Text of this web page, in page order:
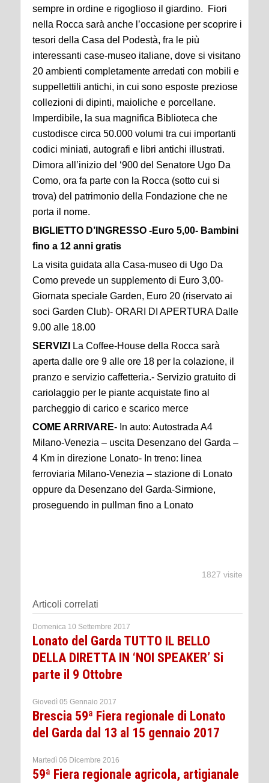
sempre in ordine e rigoglioso il giardino. Fiori
nella Rocca sarà anche l’occasione per scoprire i
tesori della Casa del Podestà, fra le più
interessanti case-museo italiane, dove si visitano
20 ambienti completamente arredati con mobili e
suppellettili antichi, in cui sono esposte preziose
collezioni di dipinti, maioliche e porcellane.
Imperdibile, la sua magnifica Biblioteca che
custodisce circa 50.000 volumi tra cui importanti
codici miniati, autografi e libri antichi illustrati.
Dimora all’inizio del ‘900 del Senatore Ugo Da
Como, ora fa parte con la Rocca (sotto cui si
trova) del patrimonio della Fondazione che ne
porta il nome.
BIGLIETTO D’INGRESSO -Euro 5,00- Bambini
fino a 12 anni gratis
La visita guidata alla Casa-museo di Ugo Da
Como prevede un supplemento di Euro 3,00-
Giornata speciale Garden, Euro 20 (riservato ai
soci Garden Club)- ORARI DI APERTURA Dalle
9.00 alle 18.00
SERVIZI
La Coffee-House della Rocca sarà
aperta dalle ore 9 alle ore 18 per la colazione, il
pranzo e servizio caffetteria.- Servizio gratuito di
cariolaggio per le piante acquistate fino al
parcheggio di carico e scarico merce
COME ARRIVARE- In auto: Autostrada A4
Milano-Venezia – uscita Desenzano del Garda –
4 Km in direzione Lonato- In treno: linea
ferroviaria Milano-Venezia – stazione di Lonato
oppure da Desenzano del Garda-Sirmione,
proseguendo in pullman fino a Lonato
1827 visite
Articoli correlati
Domenica 10 Settembre 2017
Lonato del Garda TUTTO IL BELLO
DELLA DIRETTA IN ‘NOI SPEAKER’ Si
parte il 9 Ottobre
Giovedì 05 Gennaio 2017
Brescia 59ª Fiera regionale di Lonato
del Garda dal 13 al 15 gennaio 2017
Martedì 06 Dicembre 2016
59ª Fiera regionale agricola, artigianale